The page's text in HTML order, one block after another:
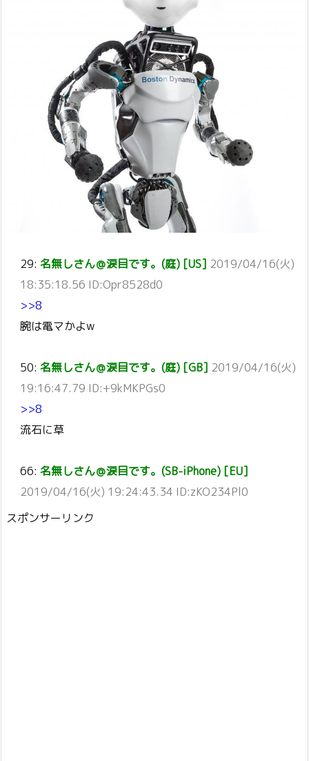
29: 名無しさん＠涙目です。(庭) [US] 2019/04/16(火)
18:35:18.56 ID:Opr8528d0
>>8
腕は電マかよw
50: 名無しさん＠涙目です。(庭) [GB] 2019/04/16(火)
19:16:47.79 ID:+9kMKPGs0
>>8
流石に草
66: 名無しさん＠涙目です。(SB-iPhone) [EU]
2019/04/16(火) 19:24:43.34 ID:zKO234Pl0
スポンサーリンク